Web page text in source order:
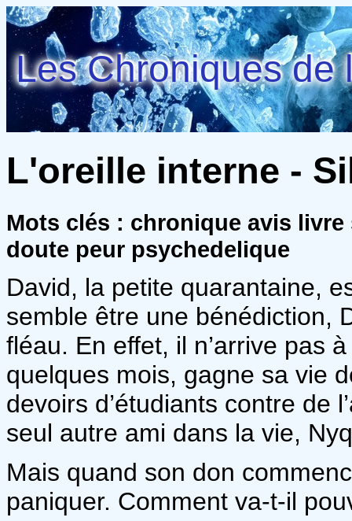
Les Chroniques de
L'oreille interne -
Mots clés : chronique avis
doute peur psychedelique
David, la petite quarantaine,
semble être une bénédiction,
fléau. En effet, il n’arrive pas
quelques mois, gagne sa vie
devoirs d’étudiants contre de
seul autre ami dans la vie,
Mais quand son don
paniquer. Comment va-t-il